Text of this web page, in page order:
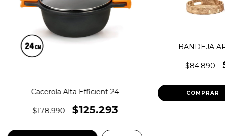
Cacerola Alta Efficient 24
$178.990 $125.293
BANDEJA
$84.890